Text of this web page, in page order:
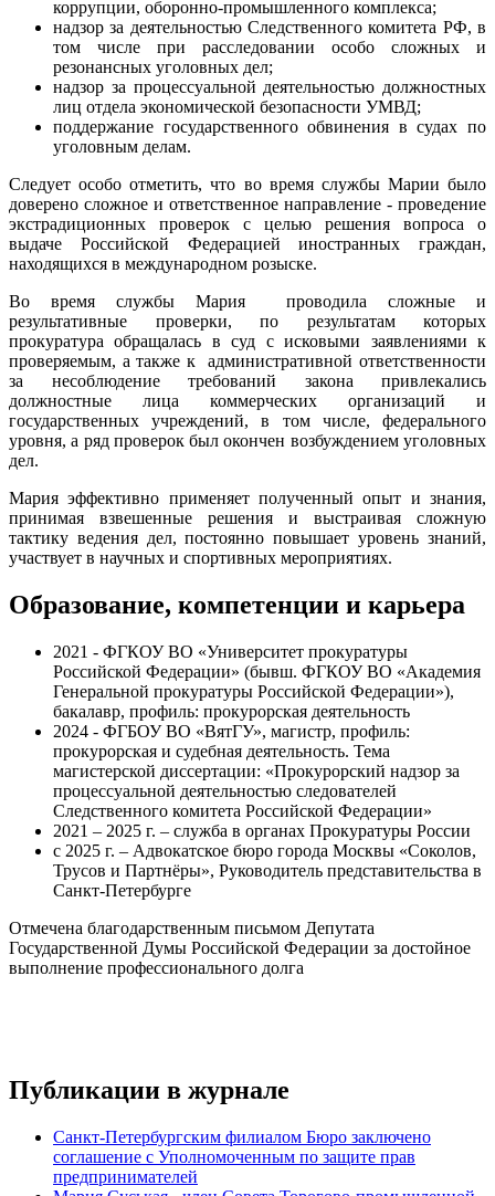
коррупции, оборонно-промышленного комплекса;
надзор за деятельностью Следственного комитета РФ, в
том числе при расследовании особо сложных и
резонансных уголовных дел;
надзор за процессуальной деятельностью должностных
лиц отдела экономической безопасности УМВД;
поддержание государственного обвинения в судах по
уголовным делам.
Следует особо отметить, что во время службы Марии было
доверено сложное и ответственное направление - проведение
экстрадиционных проверок с целью решения вопроса о
выдаче Российской Федерацией иностранных граждан,
находящихся в международном розыске.
Во время службы Мария проводила сложные и
результативные проверки, по результатам которых
прокуратура обращалась в суд с исковыми заявлениями к
проверяемым, а также к административной ответственности
за несоблюдение требований закона привлекались
должностные лица коммерческих организаций и
государственных учреждений, в том числе, федерального
уровня, а ряд проверок был окончен возбуждением уголовных
дел.
Мария эффективно применяет полученный опыт и знания,
принимая взвешенные решения и выстраивая сложную
тактику ведения дел, постоянно повышает уровень знаний,
участвует в научных и спортивных мероприятиях.
Образование, компетенции и карьера
2021 - ФГКОУ ВО «Университет прокуратуры
Российской Федерации» (бывш. ФГКОУ ВО «Академия
Генеральной прокуратуры Российской Федерации»),
бакалавр, профиль: прокурорская деятельность
2024 - ФГБОУ ВО «ВятГУ», магистр, профиль:
прокурорская и судебная деятельность. Тема
магистерской диссертации: «Прокурорский надзор за
процессуальной деятельностью следователей
Следственного комитета Российской Федерации»
2021 – 2025 г. – служба в органах Прокуратуры России
с 2025 г. – Адвокатское бюро города Москвы «Соколов,
Трусов и Партнёры», Руководитель представительства в
Санкт-Петербурге
Отмечена благодарственным письмом Депутата
Государственной Думы Российской Федерации за достойное
выполнение профессионального долга
Публикации в журнале
Санкт-Петербургским филиалом Бюро заключено
соглашение с Уполномоченным по защите прав
предпринимателей